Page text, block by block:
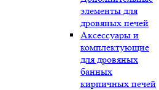
элементы для
дровяных печей
Аксессуары и
комплектующие
для дровяных
банных
кирпичных печей